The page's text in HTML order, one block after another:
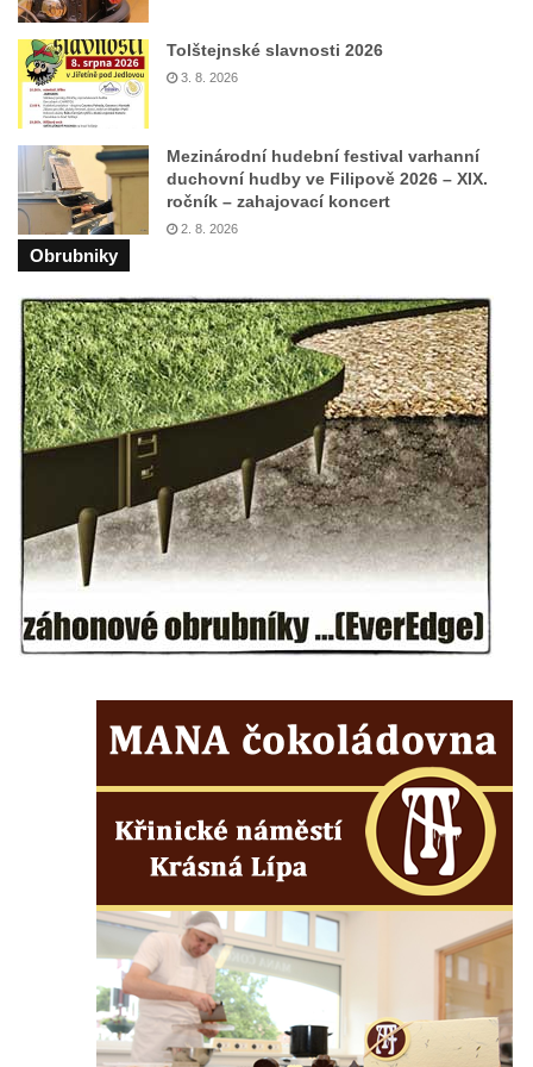
Vyhlídka Harrachova skála
Rozhledna Stradonka
Vyhlídka Korzovka pod Hvozdem
Vyhlídka Treppenstein u Jetřichovic
Vyhlídka Taubenstein nad Křinicí u
Hinterhermsdorfu
Vyhlídka Grenzplatte u Ostrovských skal
Vyhlídka Signal nedaleko skály Katzfels u
Vyhlídka Katzfels u Cunnersdorfu
Vyhlídka na západním okraji Slánské hory
ve Slaném
Vyhlídky na Slánské hoře ve Slaném
Labská vyhlídka v Hřensku
Vyhlídka pod Zlatým vrchem u Bečova nad
Teplou
Vyhlídka Radovič u Velké Bučiny u Velvar
Pozorovatelna pod vrchem Radovič u Velké
Bučiny u Velvar
Kaňkovská vyhlídka
Rozhledna Bieleboh u Beiersdorfu
Věž krále Friedricha Augusta u Löbau
Rozhledna Velký Chlum
Rozhledna Na Horách u Hrobců – Rohatců
Rozhledna Radejčín
Kratochvílova rozhledna v Roudnici nad
Labem
Tolštejnské slavnosti 2026
3. 8. 2026
Mezinárodní hudební festival varhanní
duchovní hudby ve Filipově 2026 – XIX.
ročník – zahajovací koncert
2. 8. 2026
Obrubniky